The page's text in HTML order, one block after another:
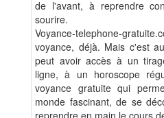
de l'avant, à reprendre
sourire.
Voyance-telephone-
voyance, déjà. Mais c'est
peut avoir accès à un
ligne, à un horoscope
voyance gratuite qui
monde fascinant, de se